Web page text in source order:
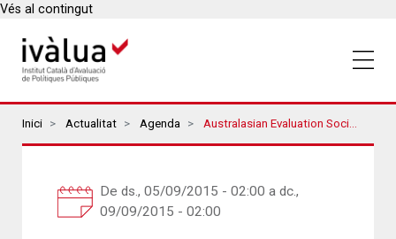
Vés al contingut
Breadcrumbs
Inici Actualitat Agenda Australasian Evaluation Society (AES) Conference
De ds., 05/09/2015 - 02:00 a dc.,
09/09/2015 - 02:00